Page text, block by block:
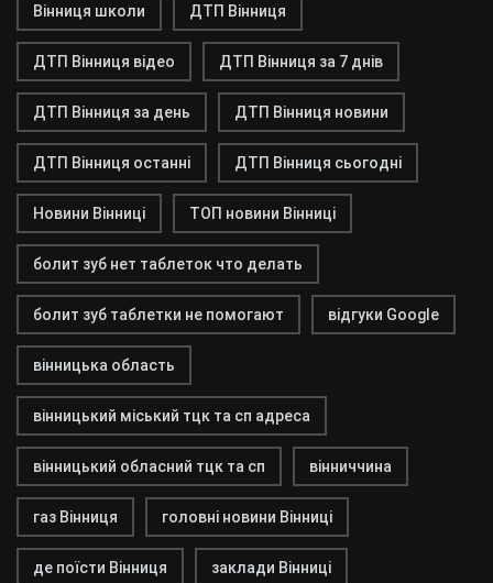
Вінниця школи ДТП Вінниця
ДТП Вінниця відео ДТП Вінниця за 7 днів
ДТП Вінниця за день ДТП Вінниця новини
ДТП Вінниця останні ДТП Вінниця сьогодні
Новини Вінниці ТОП новини Вінниці
болит зуб нет таблеток что делать
болит зуб таблетки не помогают відгуки Google
вінницька область
вінницький міський тцк та сп адреса
вінницький обласний тцк та сп вінниччина
газ Вінниця головні новини Вінниці
де поїсти Вінниця заклади Вінниці